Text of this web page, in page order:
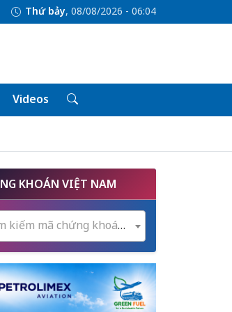
Thứ bảy, 08/08/2026 - 06:04
Videos
KHOÁN VIỆT NAM
Tìm kiếm mã chứng khoán...